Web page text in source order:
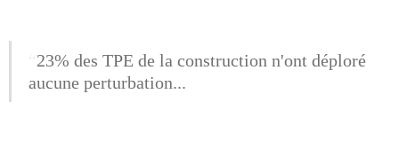
23% des TPE de la construction n'ont déploré
aucune perturbation...